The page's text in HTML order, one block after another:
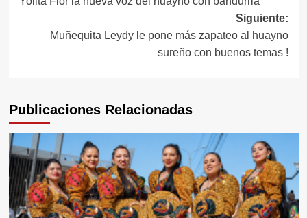
de
entradas
Siguiente:
Muñequita Leydy le pone más zapateo al huayno
sureño con buenos temas !
Publicaciones Relacionadas